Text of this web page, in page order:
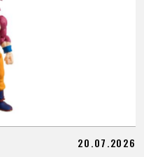
20.07.2026